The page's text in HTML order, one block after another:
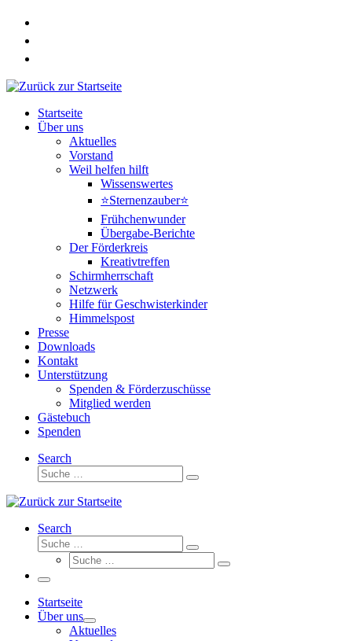
Zum
springen
Startseite
Über uns
Aktuelles
Vorstand
Weil helfen hilft
Wissenswertes
⭐Sternenzauber⭐
Frühchenwunder
Übergabe-Berichte
Der Förderkreis
Kreativtreffen
Schirmherrschaft
Netzwerk
Hilfe für Geschwisterkinder
Himmelspost
Presse
Downloads
Kontakt
Unterstützung
Spenden & Förderzuschüsse
Mitglied werden
Gästebuch
Spenden
Search
Suche
Suche
Search
Suche
Suche
Suche
Suche
Menü
Startseite
Über uns
Aktuelles